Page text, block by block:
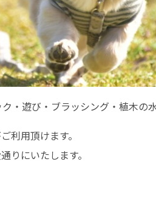
遊び・ブラッシング・植木の
利用頂けます。
りにいたします。